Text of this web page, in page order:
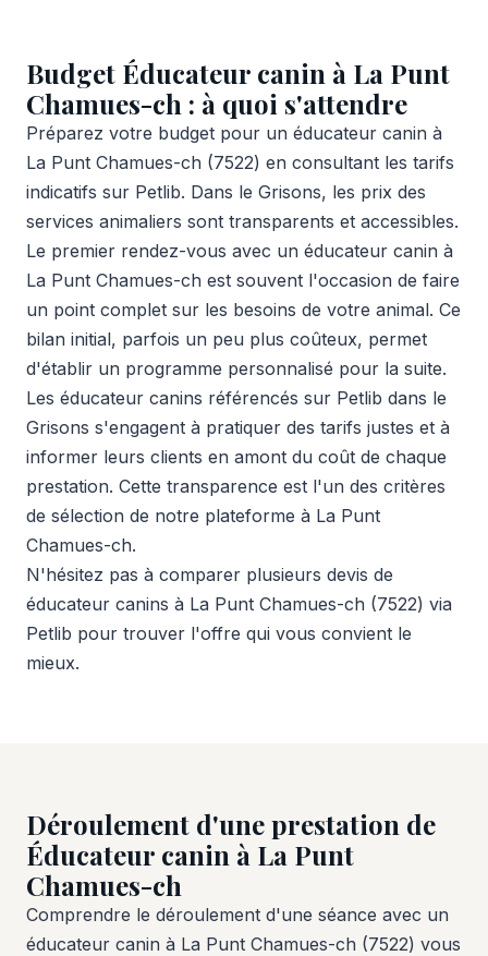
Budget Éducateur canin à La Punt
Chamues-ch : à quoi s'attendre
Préparez votre budget pour un éducateur canin à
La Punt Chamues-ch (7522) en consultant les tarifs
indicatifs sur Petlib. Dans le Grisons, les prix des
services animaliers sont transparents et accessibles.
Le premier rendez-vous avec un éducateur canin à
La Punt Chamues-ch est souvent l'occasion de faire
un point complet sur les besoins de votre animal. Ce
bilan initial, parfois un peu plus coûteux, permet
d'établir un programme personnalisé pour la suite.
Les éducateur canins référencés sur Petlib dans le
Grisons s'engagent à pratiquer des tarifs justes et à
informer leurs clients en amont du coût de chaque
prestation. Cette transparence est l'un des critères
de sélection de notre plateforme à La Punt
Chamues-ch.
N'hésitez pas à comparer plusieurs devis de
éducateur canins à La Punt Chamues-ch (7522) via
Petlib pour trouver l'offre qui vous convient le
mieux.
Déroulement d'une prestation de
Éducateur canin à La Punt
Chamues-ch
Comprendre le déroulement d'une séance avec un
éducateur canin à La Punt Chamues-ch (7522) vous